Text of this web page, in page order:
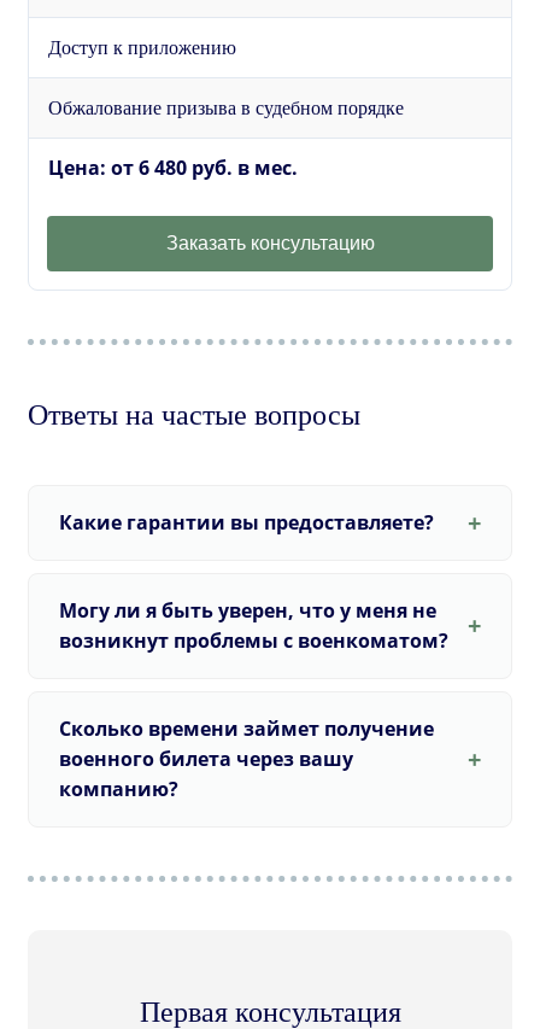
Доступ к приложению
Обжалование призыва в судебном порядке
Цена: от 6 480 руб. в мес.
Заказать консультацию
Ответы на частые вопросы
Какие гарантии вы предоставляете?
Могу ли я быть уверен, что у меня не
возникнут проблемы с военкоматом?
Сколько времени займет получение
военного билета через вашу
компанию?
Первая консультация